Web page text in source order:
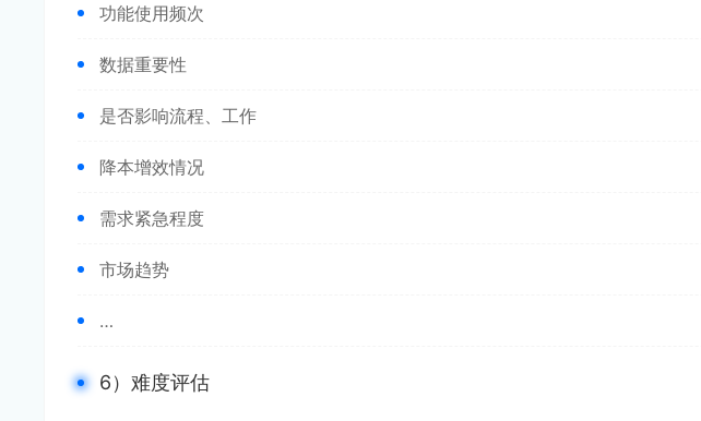
功能使用频次
数据重要性
是否影响流程、工作
降本增效情况
需求紧急程度
市场趋势
…
6）难度评估